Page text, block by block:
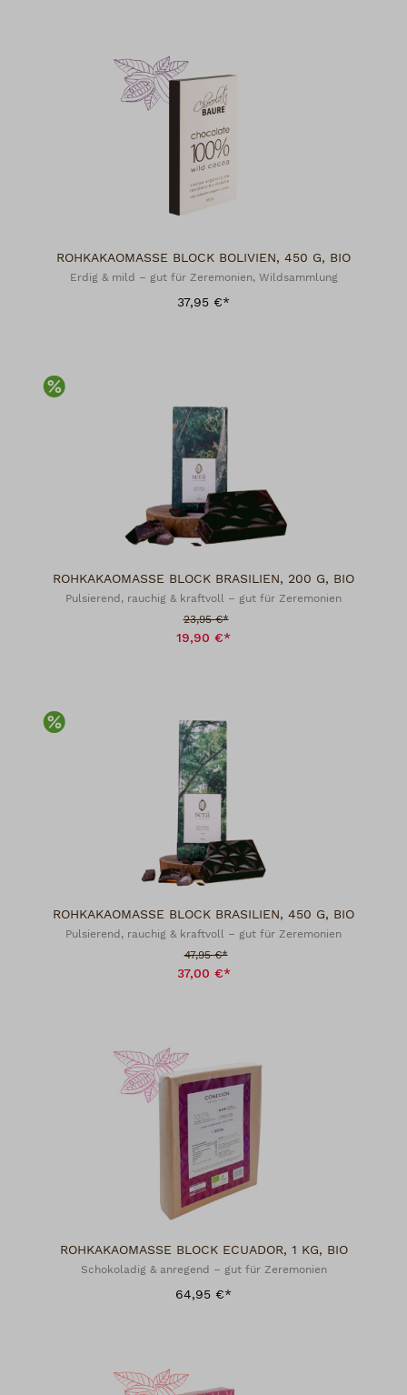
ROHKAKAOMASSE BLOCK BOLIVIEN, 450 G, BIO
Erdig & mild – gut für Zeremonien, Wildsammlung
37,95 €*
Rabatt
ROHKAKAOMASSE BLOCK BRASILIEN, 200 G, BIO
Pulsierend, rauchig & kraftvoll – gut für Zeremonien
Verkaufspreis:
23,95 €*
19,90 €*
Rabatt
ROHKAKAOMASSE BLOCK BRASILIEN, 450 G, BIO
Pulsierend, rauchig & kraftvoll – gut für Zeremonien
Verkaufspreis:
47,95 €*
37,00 €*
ROHKAKAOMASSE BLOCK ECUADOR, 1 KG, BIO
Schokoladig & anregend – gut für Zeremonien
64,95 €*